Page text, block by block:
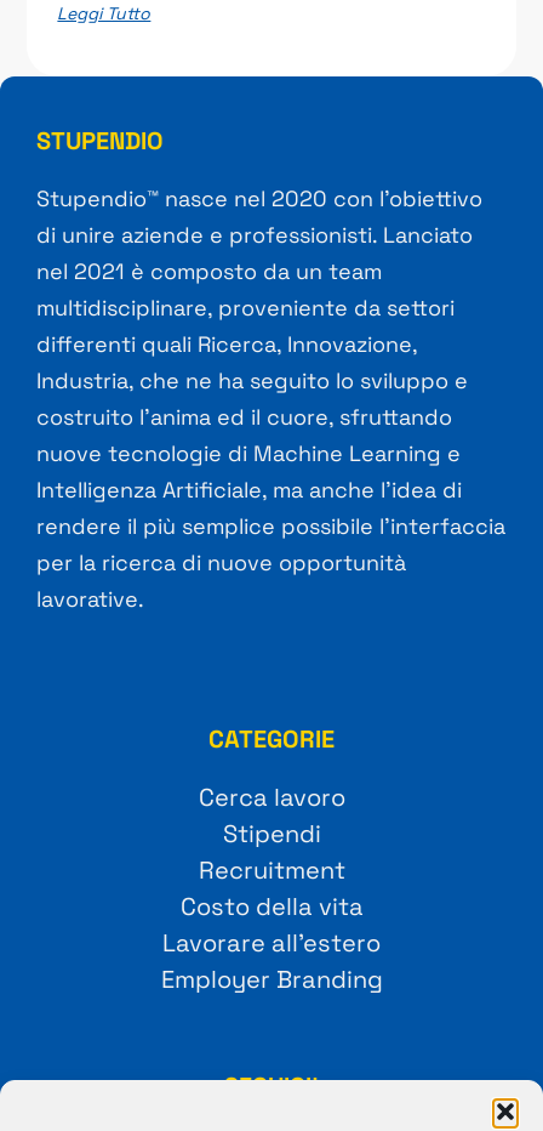
Leggi Tutto
STUPENDIO
Stupendio™ nasce nel 2020 con l’obiettivo
di unire aziende e professionisti. Lanciato
nel 2021 è composto da un team
multidisciplinare, proveniente da settori
differenti quali Ricerca, Innovazione,
Industria, che ne ha seguito lo sviluppo e
costruito l’anima ed il cuore, sfruttando
nuove tecnologie di Machine Learning e
Intelligenza Artificiale, ma anche l’idea di
rendere il più semplice possibile l’interfaccia
per la ricerca di nuove opportunità
lavorative.
CATEGORIE
Cerca lavoro
Stipendi
Recruitment
Costo della vita
Lavorare all’estero
Employer Branding
SEGUICI!